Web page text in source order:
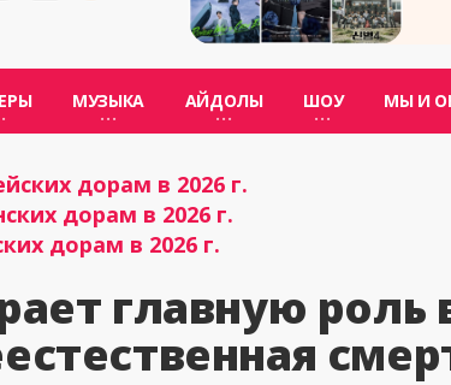
МУЗЫКА АЙДОЛЫ ШОУ МЫ И
дорам в 2026 г.
дорам в 2026 г.
дорам в 2026 г.
главную роль